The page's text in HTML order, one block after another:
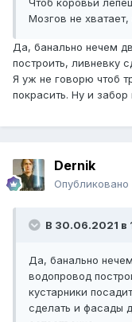
Чтоб коровьи
Мозгов не
Да, банально нечем
построить, ливневку
Я уж не говорю чтоб
покрасить. Ну и забор
Dernik
Опубликовано
В 30.06.2021 в
Да, банально
водопровод
кустарники
сделать и фасады